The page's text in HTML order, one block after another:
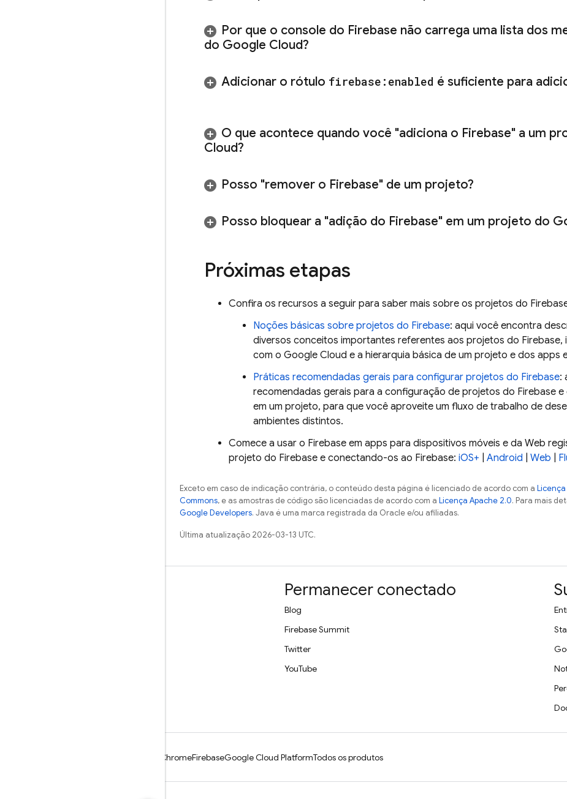
Por que o console do Firebase não carrega uma lista dos
do Google Cloud?
Adicionar o rótulo firebase:enabled é suficiente para
O que acontece quando você "adiciona o Firebase" a um
Cloud?
Posso "remover o Firebase" de um projeto?
Posso bloquear a "adição do Firebase" em um projeto do
Próximas etapas
Confira os recursos a seguir para saber mais sobre os projetos do
Noções básicas sobre projetos do Firebase: aqui você encontra
diversos conceitos importantes referentes aos projetos do Firebase,
com o Google Cloud e a hierarquia básica de um projeto e dos apps
Práticas recomendadas gerais para configurar projetos do Firebase:
recomendadas gerais para a configuração de projetos do Firebase
em um projeto, para que você aproveite um fluxo de trabalho de
ambientes distintos.
Comece a usar o Firebase em apps para dispositivos móveis e da Web
projeto do Firebase e conectando-os ao Firebase: iOS+ Android Web
Exceto em caso de indicação contrária, o conteúdo desta página é licenciado de acordo com a
Commons, e as amostras de código são licenciadas de acordo com a Licença Apache 2.0. Para mais
Google Developers. Java é uma marca registrada da Oracle e/ou afiliadas.
Última atualização 2026-03-13 UTC.
Permanecer conectado
Blog
Firebase Summit
Twitter
YouTube
ChromeFirebaseGoogle Cloud PlatformTodos os produtos